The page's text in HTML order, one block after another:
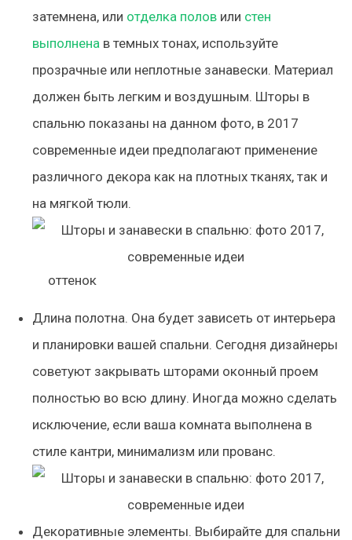
затемнена, или отделка половили стен
выполнена в темных тонах, используйте
прозрачные или неплотные занавески. Материал
должен быть легким и воздушным. Шторы в
спальню показаны на данном фото, в 2017
современные идеи предполагают применение
различного декора как на плотных тканях, так и
на мягкой тюли.
оттенок
Длина полотна. Она будет зависеть от интерьера
и планировки вашей спальни. Сегодня дизайнеры
советуют закрывать шторами оконный проем
полностью во всю длину. Иногда можно сделать
исключение, если ваша комната выполнена в
стиле кантри, минимализм или прованс.
Декоративные элементы. Выбирайте для спальни